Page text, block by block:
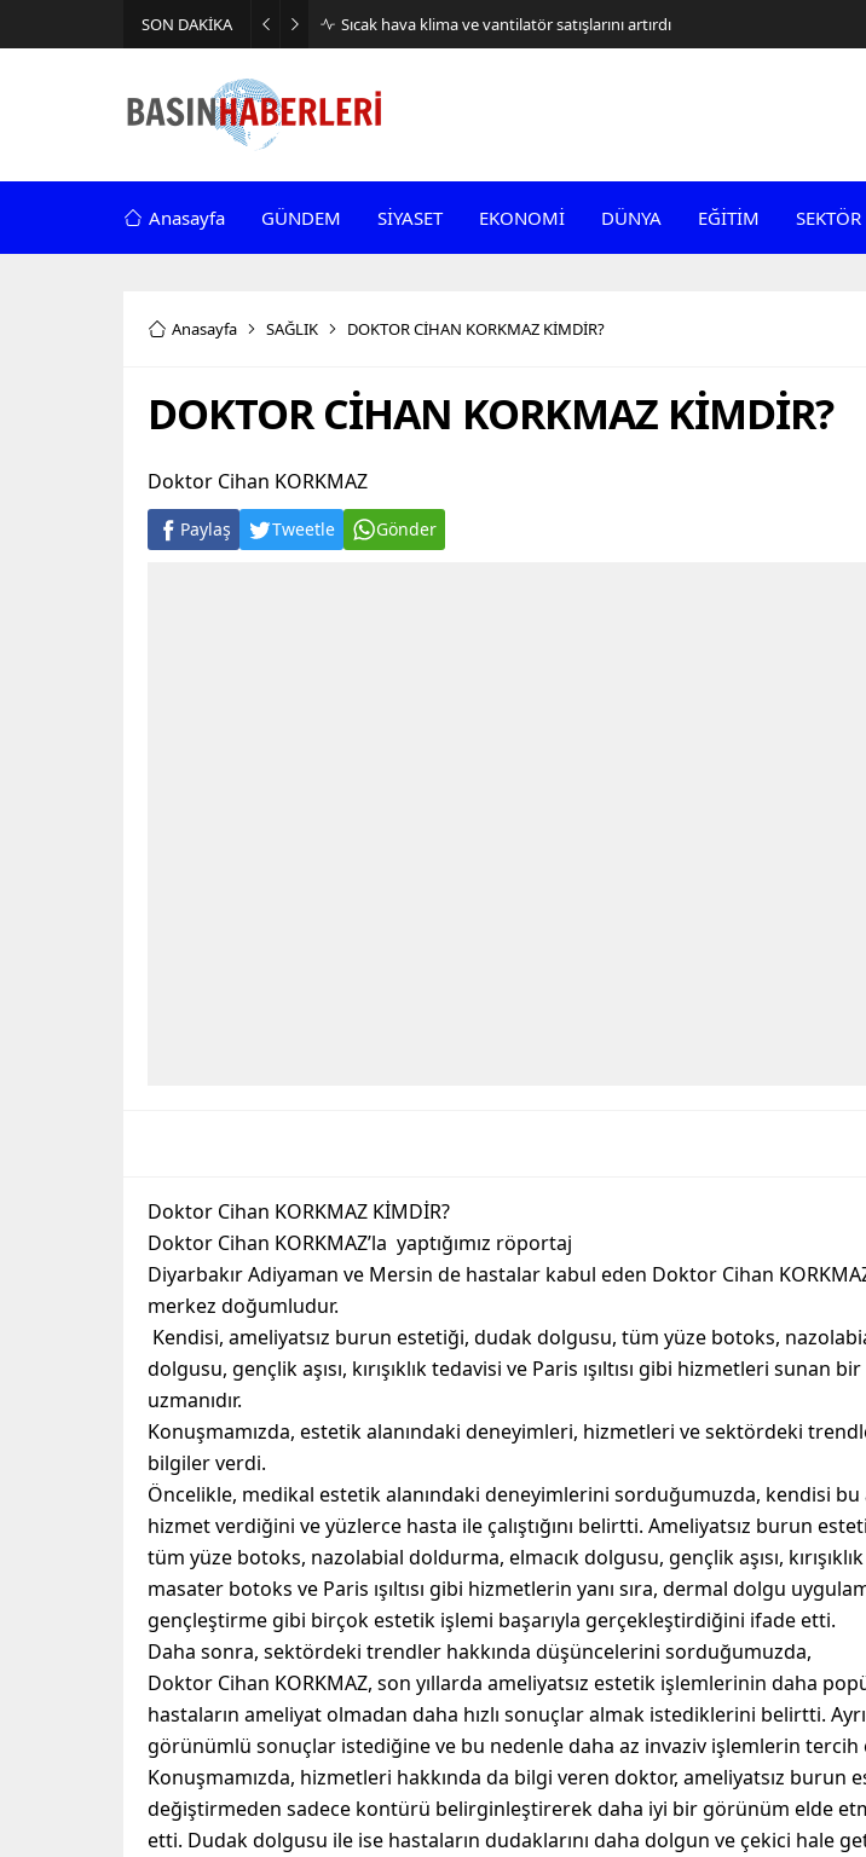
SON DAKİKA Sıcak hava klima ve vantilatör satışlarını artırdı
Anasayfa GÜNDEM SİYASET EKONOMİ DÜNYA EĞİTİM SEKTÖR
Anasayfa SAĞLIK DOKTOR CİHAN KORKMAZ KİMDİR?
DOKTOR CİHAN KORKMAZ KİMDİR?
Doktor Cihan KORKMAZ
Paylaş Tweetle Gönder
Doktor Cihan KORKMAZ KİMDİR?
Doktor Cihan KORKMAZ’la yaptığımız röportaj
Diyarbakır Adiyaman ve Mersin de hastalar kabul eden Doktor Cihan
merkez doğumludur.
Kendisi, ameliyatsız burun estetiği, dudak dolgusu, tüm yüze botoks,
dolgusu, gençlik aşısı, kırışıklık tedavisi ve Paris ışıltısı gibi hizmetleri sunan
uzmanıdır.
Konuşmamızda, estetik alanındaki deneyimleri, hizmetleri ve sektördeki
bilgiler verdi.
Öncelikle, medikal estetik alanındaki deneyimlerini sorduğumuzda, kendisi bu
hizmet verdiğini ve yüzlerce hasta ile çalıştığını belirtti. Ameliyatsız burun
tüm yüze botoks, nazolabial doldurma, elmacık dolgusu, gençlik aşısı,
masater botoks ve Paris ışıltısı gibi hizmetlerin yanı sıra, dermal dolgu
gençleştirme gibi birçok estetik işlemi başarıyla gerçekleştirdiğini ifade etti.
Daha sonra, sektördeki trendler hakkında düşüncelerini sorduğumuzda,
Doktor Cihan KORKMAZ, son yıllarda ameliyatsız estetik işlemlerinin daha
hastaların ameliyat olmadan daha hızlı sonuçlar almak istediklerini belirtti.
görünümlü sonuçlar istediğine ve bu nedenle daha az invaziv işlemlerin
Konuşmamızda, hizmetleri hakkında da bilgi veren doktor, ameliyatsız burun
değiştirmeden sadece kontürü belirginleştirerek daha iyi bir görünüm elde
etti. Dudak dolgusu ile ise hastaların dudaklarını daha dolgun ve çekici hale